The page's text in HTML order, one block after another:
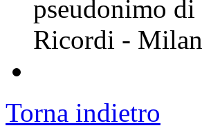
pseudonimo
Ricordi -
Torna indietro